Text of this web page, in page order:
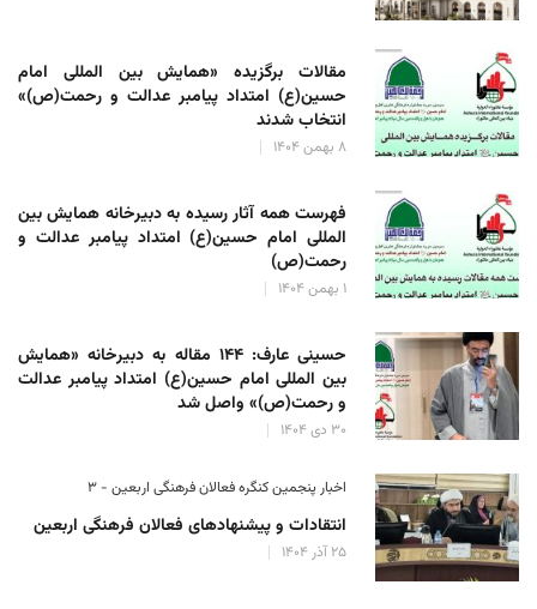
مقالات برگزیده «همایش بین المللی امام
حسین(ع) امتداد پیامبر عدالت و رحمت(ص)»
انتخاب شدند
۸ بهمن ۱۴۰۴
فهرست همه آثار رسیده به دبیرخانه همایش بین
المللی امام حسین(ع) امتداد پیامبر عدالت و
رحمت(ص)
۱ بهمن ۱۴۰۴
حسینی عارف: ۱۴۴ مقاله به دبیرخانه «همایش
بین المللی امام حسین(ع) امتداد پیامبر عدالت
و رحمت(ص)» واصل شد
۳۰ دی ۱۴۰۴
اخبار پنجمین کنگره فعالان فرهنگی اربعین - ۳
انتقادات و پیشنهادهای فعالان فرهنگی اربعین
۲۵ آذر ۱۴۰۴